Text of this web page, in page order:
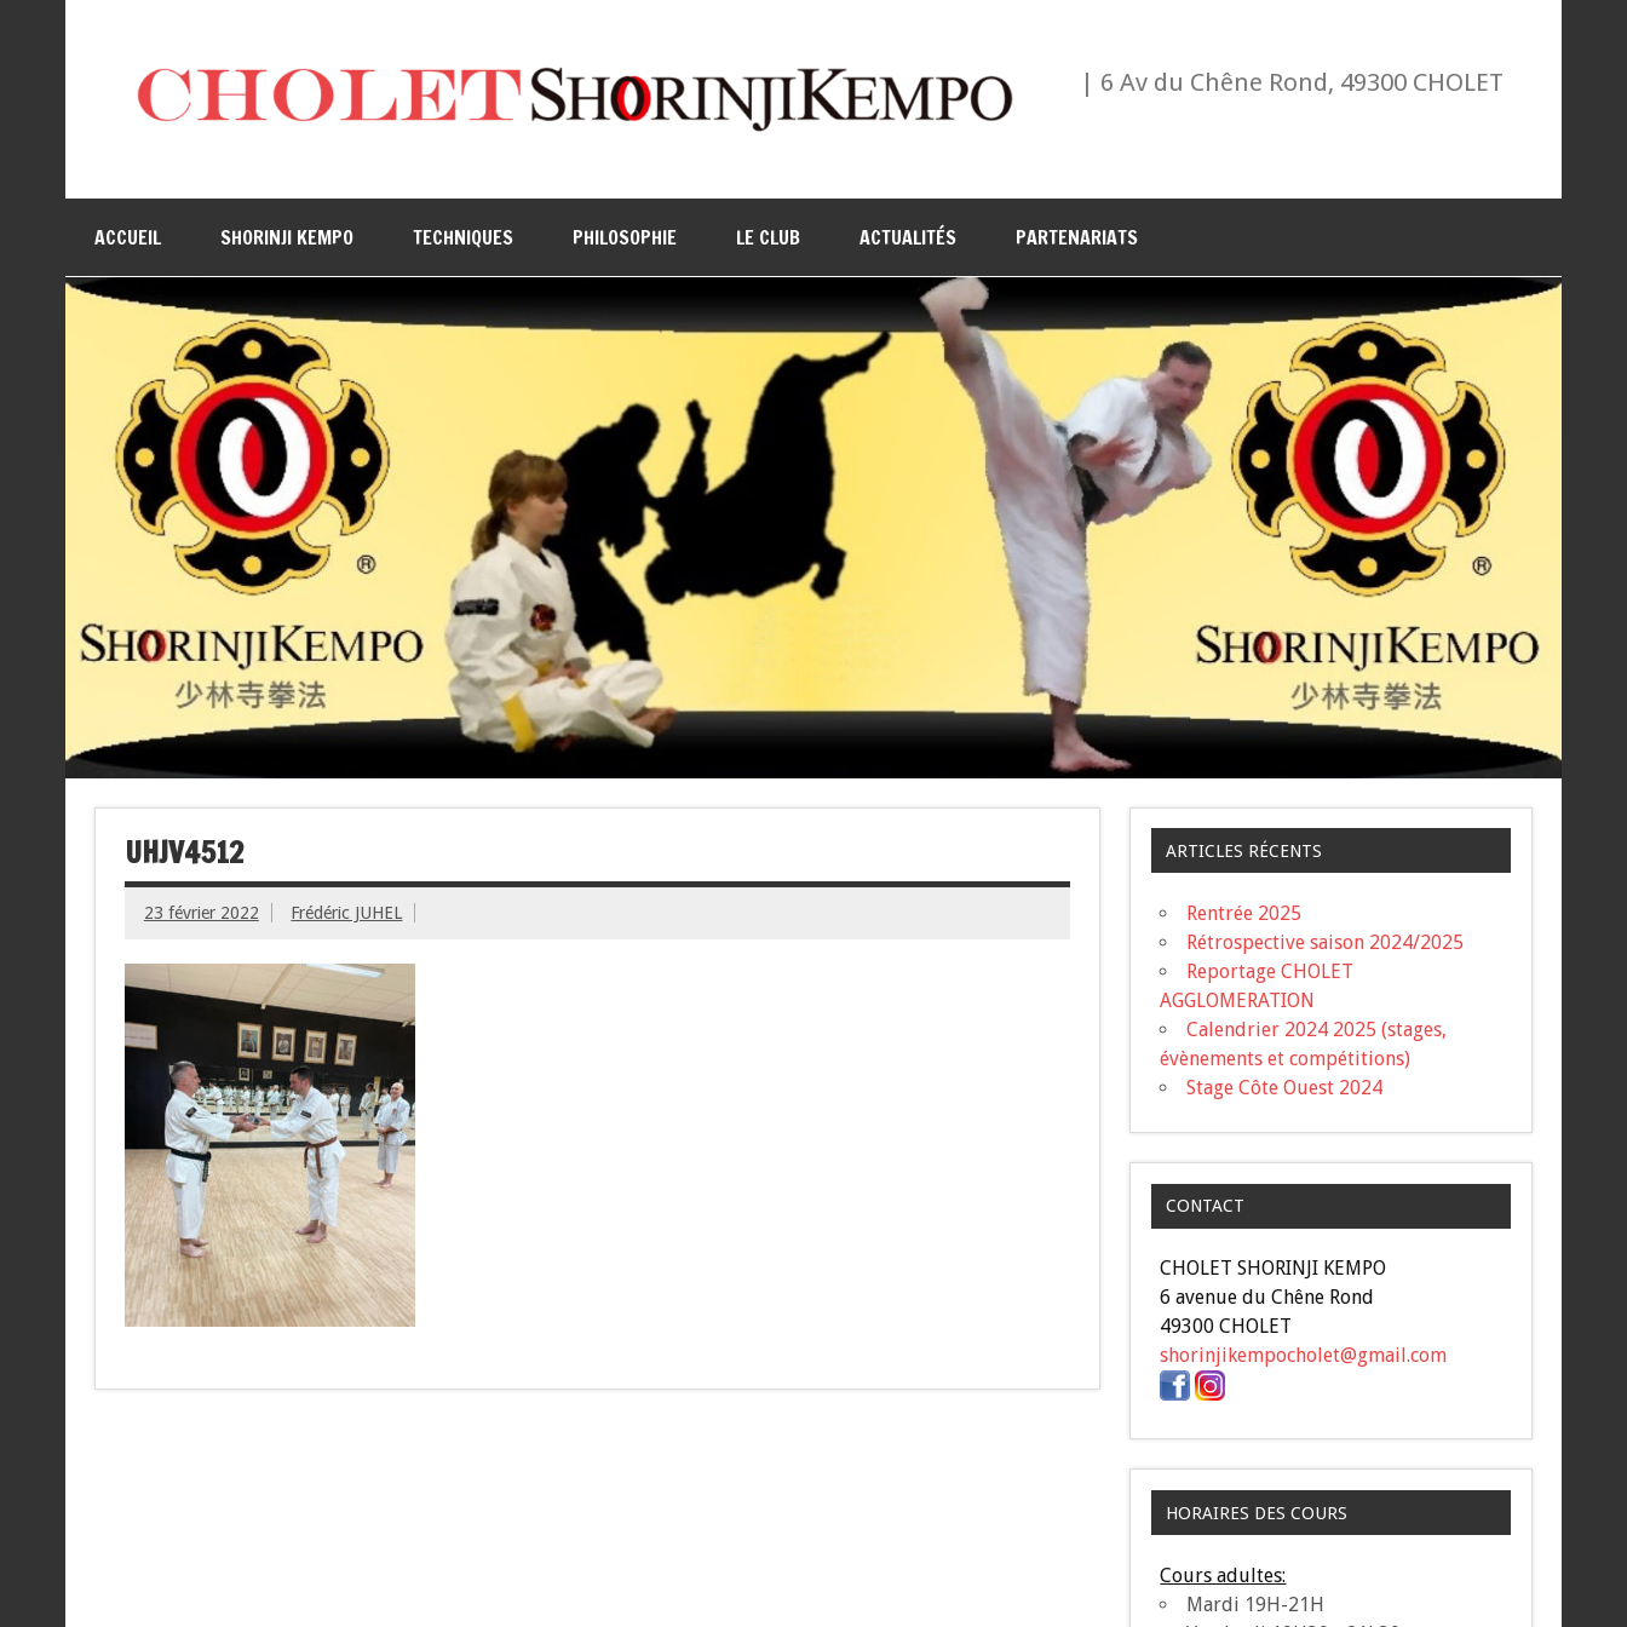
| 6 Av du Chêne Rond, 49300 CHOLET
ACCUEIL SHORINJI KEMPO TECHNIQUES PHILOSOPHIE LE CLUB ACTUALITÉS PARTENARIATS
UHJV4512
23 février 2022 Frédéric JUHEL
ARTICLES RÉCENTS
Rentrée 2025
Rétrospective saison 2024/2025
Reportage CHOLET
AGGLOMERATION
Calendrier 2024 2025 (stages,
évènements et compétitions)
Stage Côte Ouest 2024
CONTACT
CHOLET SHORINJI KEMPO
6 avenue du Chêne Rond
49300 CHOLET
shorinjikempocholet@gmail.com
HORAIRES DES COURS
Cours adultes:
Mardi 19H-21H